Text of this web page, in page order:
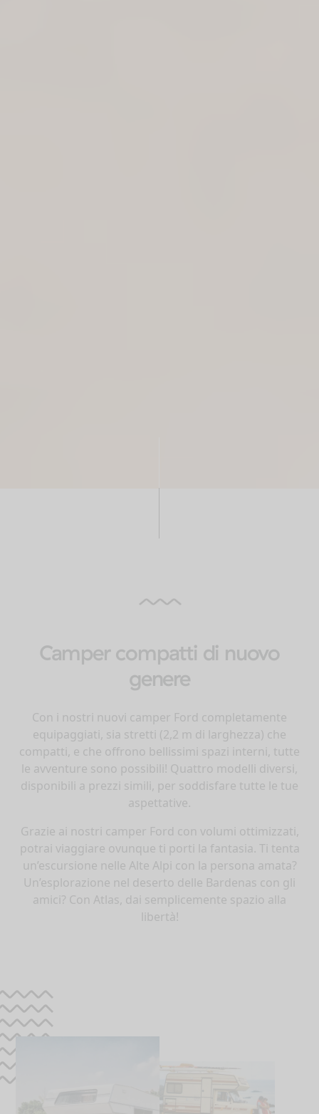
Camper compatti di nuovo
genere
Con i nostri nuovi camper Ford completamente
equipaggiati, sia stretti (2,2 m di larghezza) che
compatti, e che offrono bellissimi spazi interni, tutte
le avventure sono possibili! Quattro modelli diversi,
disponibili a prezzi simili, per soddisfare tutte le tue
aspettative.
Grazie ai nostri camper Ford con volumi ottimizzati,
potrai viaggiare ovunque ti porti la fantasia. Ti tenta
un’escursione nelle Alte Alpi con la persona amata?
Un’esplorazione nel deserto delle Bardenas con gli
amici? Con Atlas, dai semplicemente spazio alla
libertà!